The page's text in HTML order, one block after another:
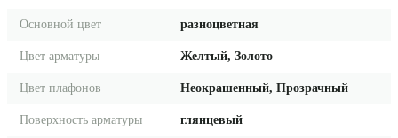
Основной цвет разноцветная
Цвет арматуры Желтый, Золото
Цвет плафонов Неокрашенный, Прозрачный
Поверхность арматуры глянцевый